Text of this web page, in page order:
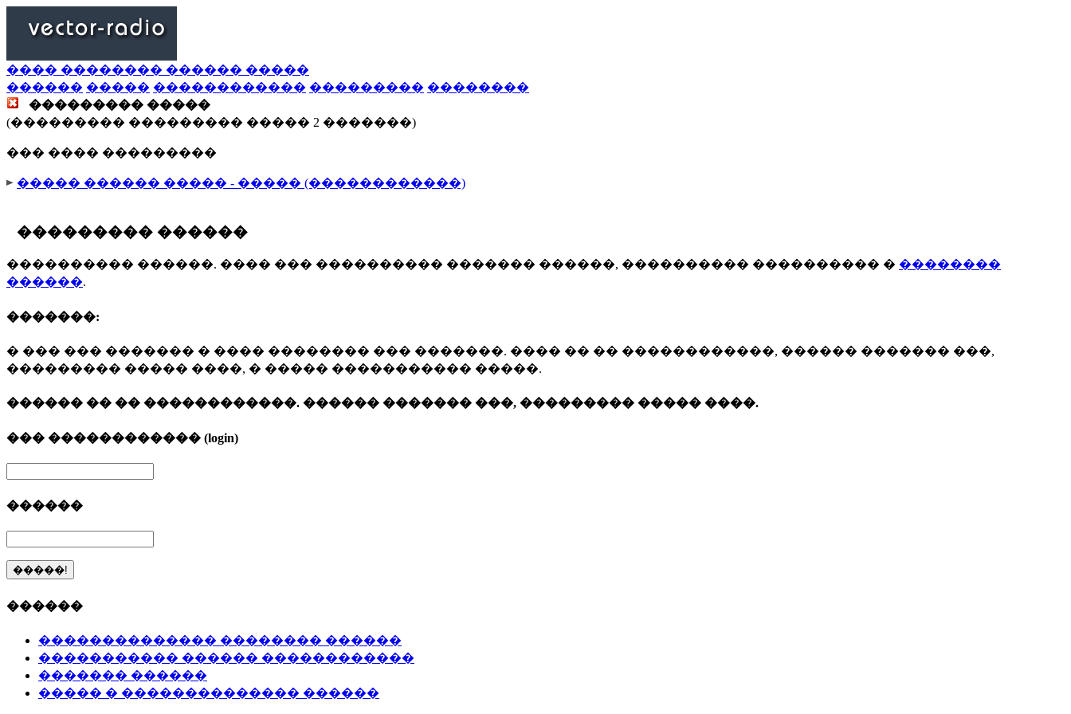
���� �������� ������ �����
������ ����� ������������ ��������� ��������
��������� �����
(��������� ��������� ����� 2 �������)
��� ���� ���������
����� ������ ����� - ����� (������������)
��������� ������
���������� ������. ���� ��� ���������� ������� ������, ���������� ���������� � ��������
������.
�������:
� ��� ��� ������� � ���� �������� ��� �������. ���� �� �� ������������, ������ ������� ���,
��������� ����� ����, � ����� ����������� �����.
������ �� �� ������������. ������ ������� ���, ��������� ����� ����.
��� ������������ (login)
������
������
�������������� �������� ������
����������� ������ ������������
������� ������
����� � �������������� ������